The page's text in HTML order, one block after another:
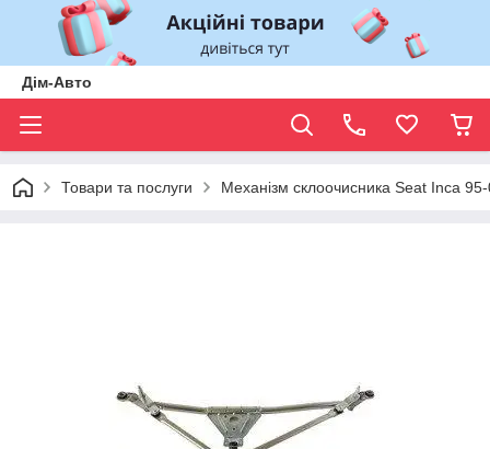
Дім-Авто
Товари та послуги Механізм склоочисника Seat Inca